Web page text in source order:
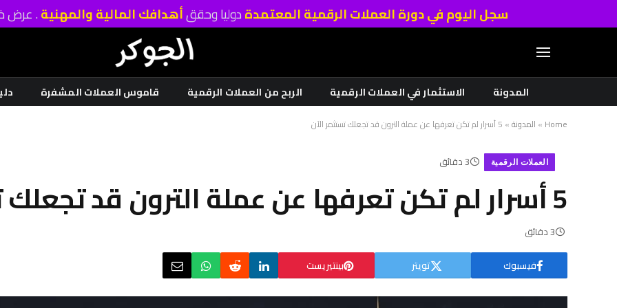
سجل اليوم في دورة العملات الرقمية المعتمدةدوليا وحققأهدافك المالية والمهنية. عرض
المدونة
الاستثمار في العملات الرقمية الربح من العملات الرقمية قاموس العملات المشفرة
Home
» المدونة» 5 أسرار لم تكن تعرفها عن عملة الترون قد تجعلك تستثمر الآن
العملات الرقمية 3 دقائق
5 أسرار لم تكن تعرفها عن عملة الترون قد تجعلك تستثمر الآن
3 دقائق
فيسبوك تويتر بينتيريست